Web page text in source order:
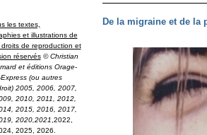
les textes,
et illustrations de
de reproduction et
réservés © Christian
et éditions Orage-
(ou autres
2005, 2006, 2007,
2010, 2011, 2012,
2015, 2016, 2017,
2020,2021 ,2022,
2025, 2026.
De la migraine et de la